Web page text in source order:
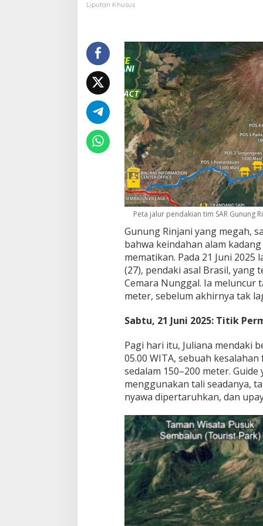
j
u
n
g
T
a
l
i
:
M
e
n
y
e
a
m
t
k
a
n
M
a
a
a
t
M
a
n
u
i
a
d
i
J
u
r
a
n
g
R
Liputan Khusus
Peta jalur pendakian tim SAR Gunung
Gunung Rinjani yang megah,
bahwa keindahan alam
mematikan. Pada 21 Juni
(27), pendaki asal Brasil, yang
Cemara Nunggal. Ia meluncur
meter, sebelum akhirnya tak
Sabtu, 21 Juni 2025: Titik
Pagi hari itu, Juliana mendaki
05.00 WITA, sebuah
sedalam 150–200 meter.
menggunakan tali seadanya,
nyawa dipertaruhkan, dan